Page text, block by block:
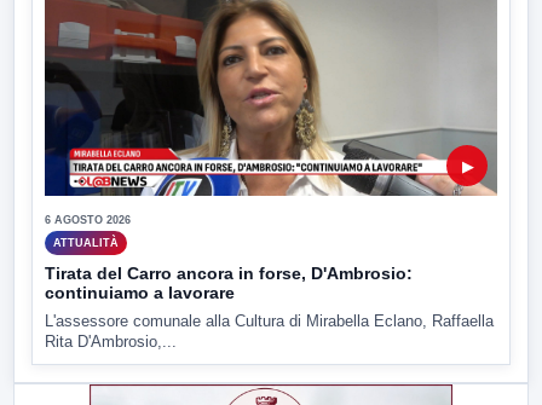
▶
6 AGOSTO 2026
ATTUALITÀ
Tirata del Carro ancora in forse, D'Ambrosio:
continuiamo a lavorare
L'assessore comunale alla Cultura di Mirabella Eclano, Raffaella
Rita D'Ambrosio,...